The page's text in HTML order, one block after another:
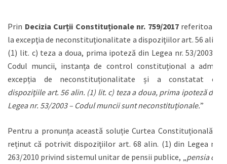
Prin Decizia Curții Constituționale nr. 759/2017referitoare
la excepţia de neconstituţionalitate a dispoziţiilor art. 56 alin.
(1) lit. c) teza a doua, prima ipoteză din Legea nr. 53/2003 –
Codul muncii, instanța de control constituțional a admis
excepția de neconstituționalitate și a constatat că
dispoziţiile art. 56 alin. (1) lit. c) teza a doua, prima ipoteză din
Legea nr. 53/2003 – Codul muncii sunt neconstituţionale.”
Pentru a pronunța această soluție Curtea Constituțională a
reținut că potrivit dispoziţiilor art. 68 alin. (1) din Legea nr.
263/2010 privind sistemul unitar de pensii publice, „ pensia de